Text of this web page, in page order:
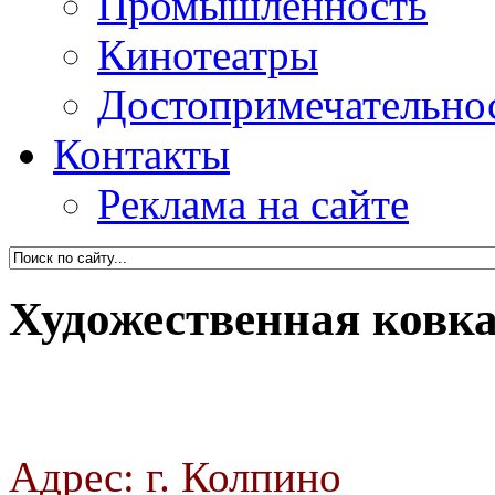
Кинотеатры
Контакты
Реклама на сайте
Художественная
Адрес: г. Колпино